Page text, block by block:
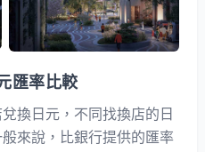
匯率比較
換日元，不同找換店的日
來說，比銀行提供的匯率